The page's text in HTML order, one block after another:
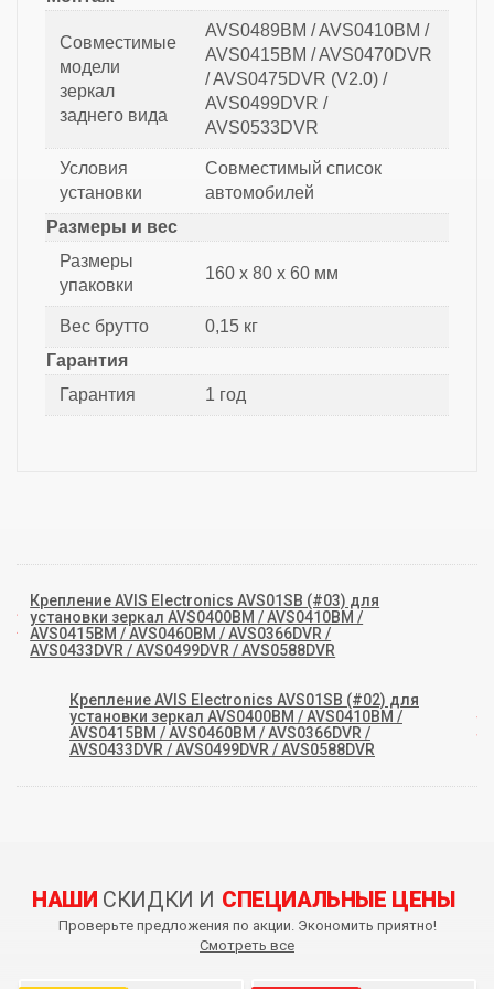
Совместимые
модели
зеркал
заднего вида
AVS0489BM / AVS0410BM /
AVS0415BM / AVS0470DVR
/ AVS0475DVR (V2.0) /
AVS0499DVR /
AVS0533DVR
Условия
установки
Совместимый список
автомобилей
Размеры и вес
Размеры
упаковки
160 х 80 х 60 мм
Вес брутто
0,15 кг
Гарантия
Гарантия
1 год
Крепление AVIS Electronics AVS01SB (#03) для
установки зеркал AVS0400BM / AVS0410BM /
AVS0415BM / AVS0460BM / AVS0366DVR /
AVS0433DVR / AVS0499DVR / AVS0588DVR
Крепление AVIS Electronics AVS01SB (#02) для
установки зеркал AVS0400BM / AVS0410BM /
AVS0415BM / AVS0460BM / AVS0366DVR /
AVS0433DVR / AVS0499DVR / AVS0588DVR
НАШИ СКИДКИ И СПЕЦИАЛЬНЫЕ ЦЕНЫ
Проверьте предложения по акции. Экономить приятно!
Смотреть все